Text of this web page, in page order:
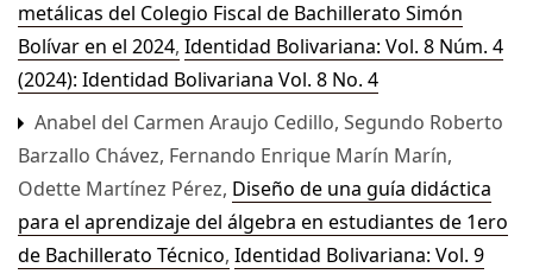
metálicas del Colegio Fiscal de Bachillerato Simón
Bolívar en el 2024, Identidad Bolivariana: Vol. 8 Núm. 4
(2024): Identidad Bolivariana Vol. 8 No. 4
Anabel del Carmen Araujo Cedillo, Segundo Roberto
Barzallo Chávez, Fernando Enrique Marín Marín,
Odette Martínez Pérez, Diseño de una guía didáctica
para el aprendizaje del álgebra en estudiantes de 1ero
de Bachillerato Técnico, Identidad Bolivariana: Vol. 9